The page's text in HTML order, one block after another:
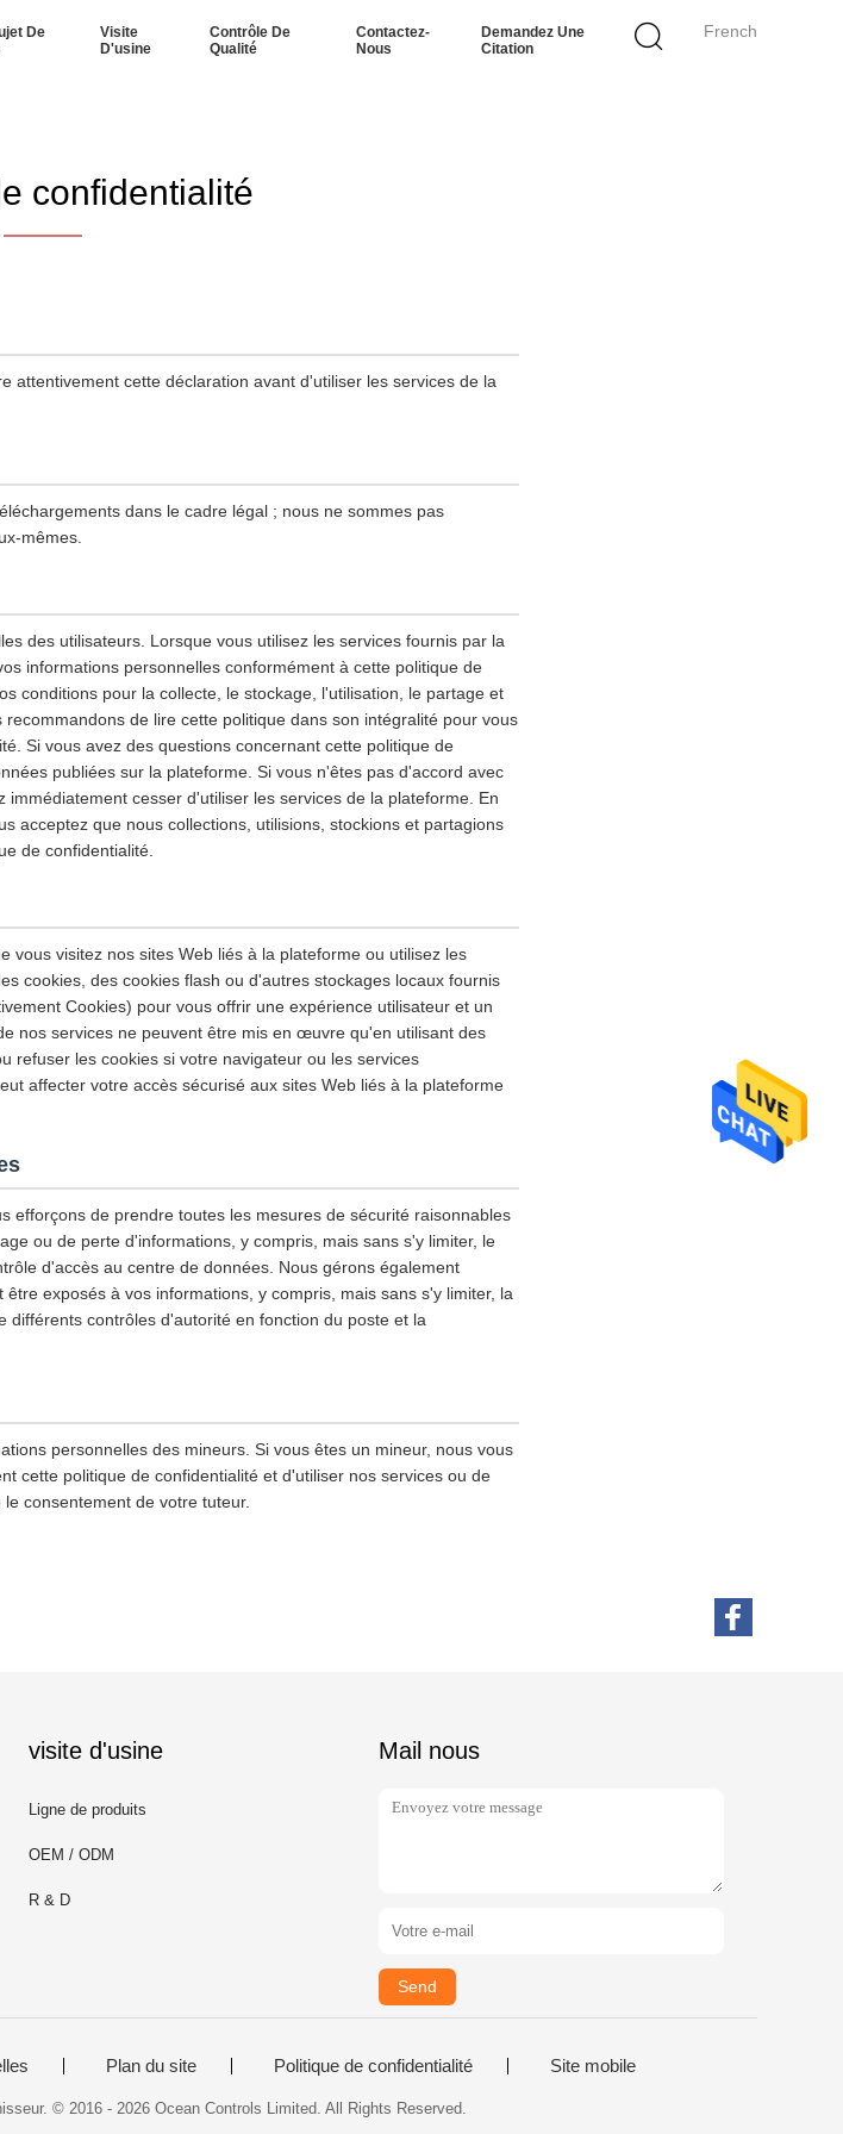
French
De
Visite
D'usine
Contrôle De
Qualité
Contactez-
Nous
Demandez Une
Citation
confidentialité
attentivement cette déclaration avant d'utiliser les services de la
dans le cadre légal ; nous ne sommes pas
mêmes.
des utilisateurs. Lorsque vous utilisez les services fournis par la
informations personnelles conformément à cette politique de
conditions pour la collecte, le stockage, l'utilisation, le partage et
de lire cette politique dans son intégralité pour vous
Si vous avez des questions concernant cette politique de
publiées sur la plateforme. Si vous n'êtes pas d'accord avec
cesser d'utiliser les services de la plateforme. En
acceptez que nous collections, utilisions, stockions et partagions
de confidentialité.
vous visitez nos sites Web liés à la plateforme ou utilisez les
cookies, des cookies flash ou d'autres stockages locaux fournis
Cookies) pour vous offrir une expérience utilisateur et un
nos services ne peuvent être mis en œuvre qu'en utilisant des
refuser les cookies si votre navigateur ou les services
affecter votre accès sécurisé aux sites Web liés à la plateforme
efforçons de prendre toutes les mesures de sécurité raisonnables
ou de perte d'informations, y compris, mais sans s'y limiter, le
d'accès au centre de données. Nous gérons également
exposés à vos informations, y compris, mais sans s'y limiter, la
contrôles d'autorité en fonction du poste et la
personnelles des mineurs. Si vous êtes un mineur, nous vous
cette politique de confidentialité et d'utiliser nos services ou de
consentement de votre tuteur.
visite d'usine
Ligne de produits
OEM / ODM
R & D
Mail nous
Send
Plan du site Politique de confidentialité Site mobile
© 2016 - 2026 Ocean Controls Limited. All Rights Reserved.